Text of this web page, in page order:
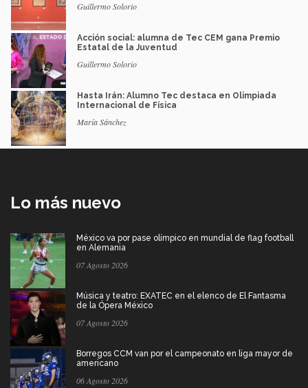
Guillermo Solorio
Acción social: alumna de Tec CEM gana Premio
Estatal de la Juventud
Guillermo Solorio
Hasta Irán: Alumno Tec destaca en Olimpiada
Internacional de Física
María Sánchez
Lo más nuevo
México va por pase olímpico en mundial de flag football
en Alemania
07 Agosto 2026
Música y teatro: EXATEC en el elenco de El Fantasma
de la Ópera México
07 Agosto 2026
Borregos CCM van por el campeonato en liga mayor de
americano
06 Agosto 2026